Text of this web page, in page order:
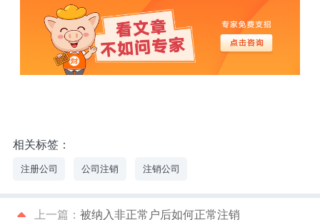
相关标签：
注册公司 公司注销 注销公司
上一篇： 被纳入非正常户后如何正常注销